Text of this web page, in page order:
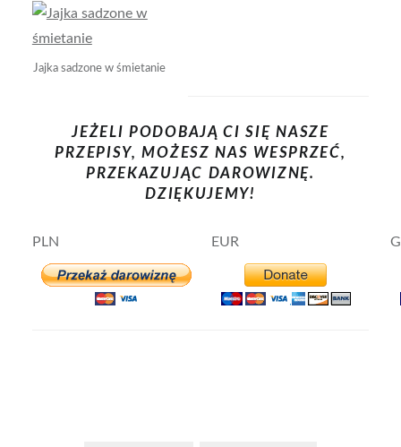
Jajka sadzone w śmietanie
JEŻELI PODOBAJĄ CI SIĘ NASZE
PRZEPISY, MOŻESZ NAS WESPRZEĆ,
PRZEKAZUJĄC DAROWIZNĘ.
DZIĘKUJEMY!
PLN EUR